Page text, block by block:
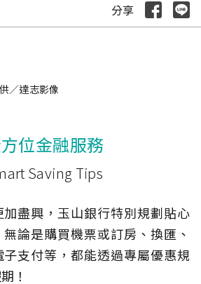
分享
／達志影像
位金融服務
Saving Tips
盡興，玉山銀行特別規劃貼心
論是購買機票或訂房、換匯、
支付等，都能透過專屬優惠規
！